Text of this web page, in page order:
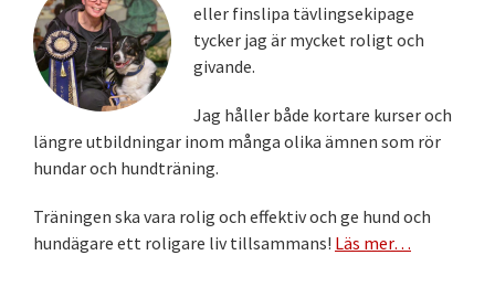
eller finslipa tävlingsekipage
tycker jag är mycket roligt och
givande.
Jag håller både kortare kurser och
längre utbildningar inom många olika ämnen som rör
hundar och hundträning.
Träningen ska vara rolig och effektiv och ge hund och
hundägare ett roligare liv tillsammans! Läs mer…